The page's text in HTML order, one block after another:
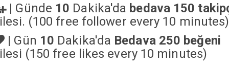
| Günde 10 Dakika'da bedava 150
(100 free follower every 10 minutes)
| Gün 10 Dakika'da Bedava 250 beğeni
(150 free likes every 10 minutes)